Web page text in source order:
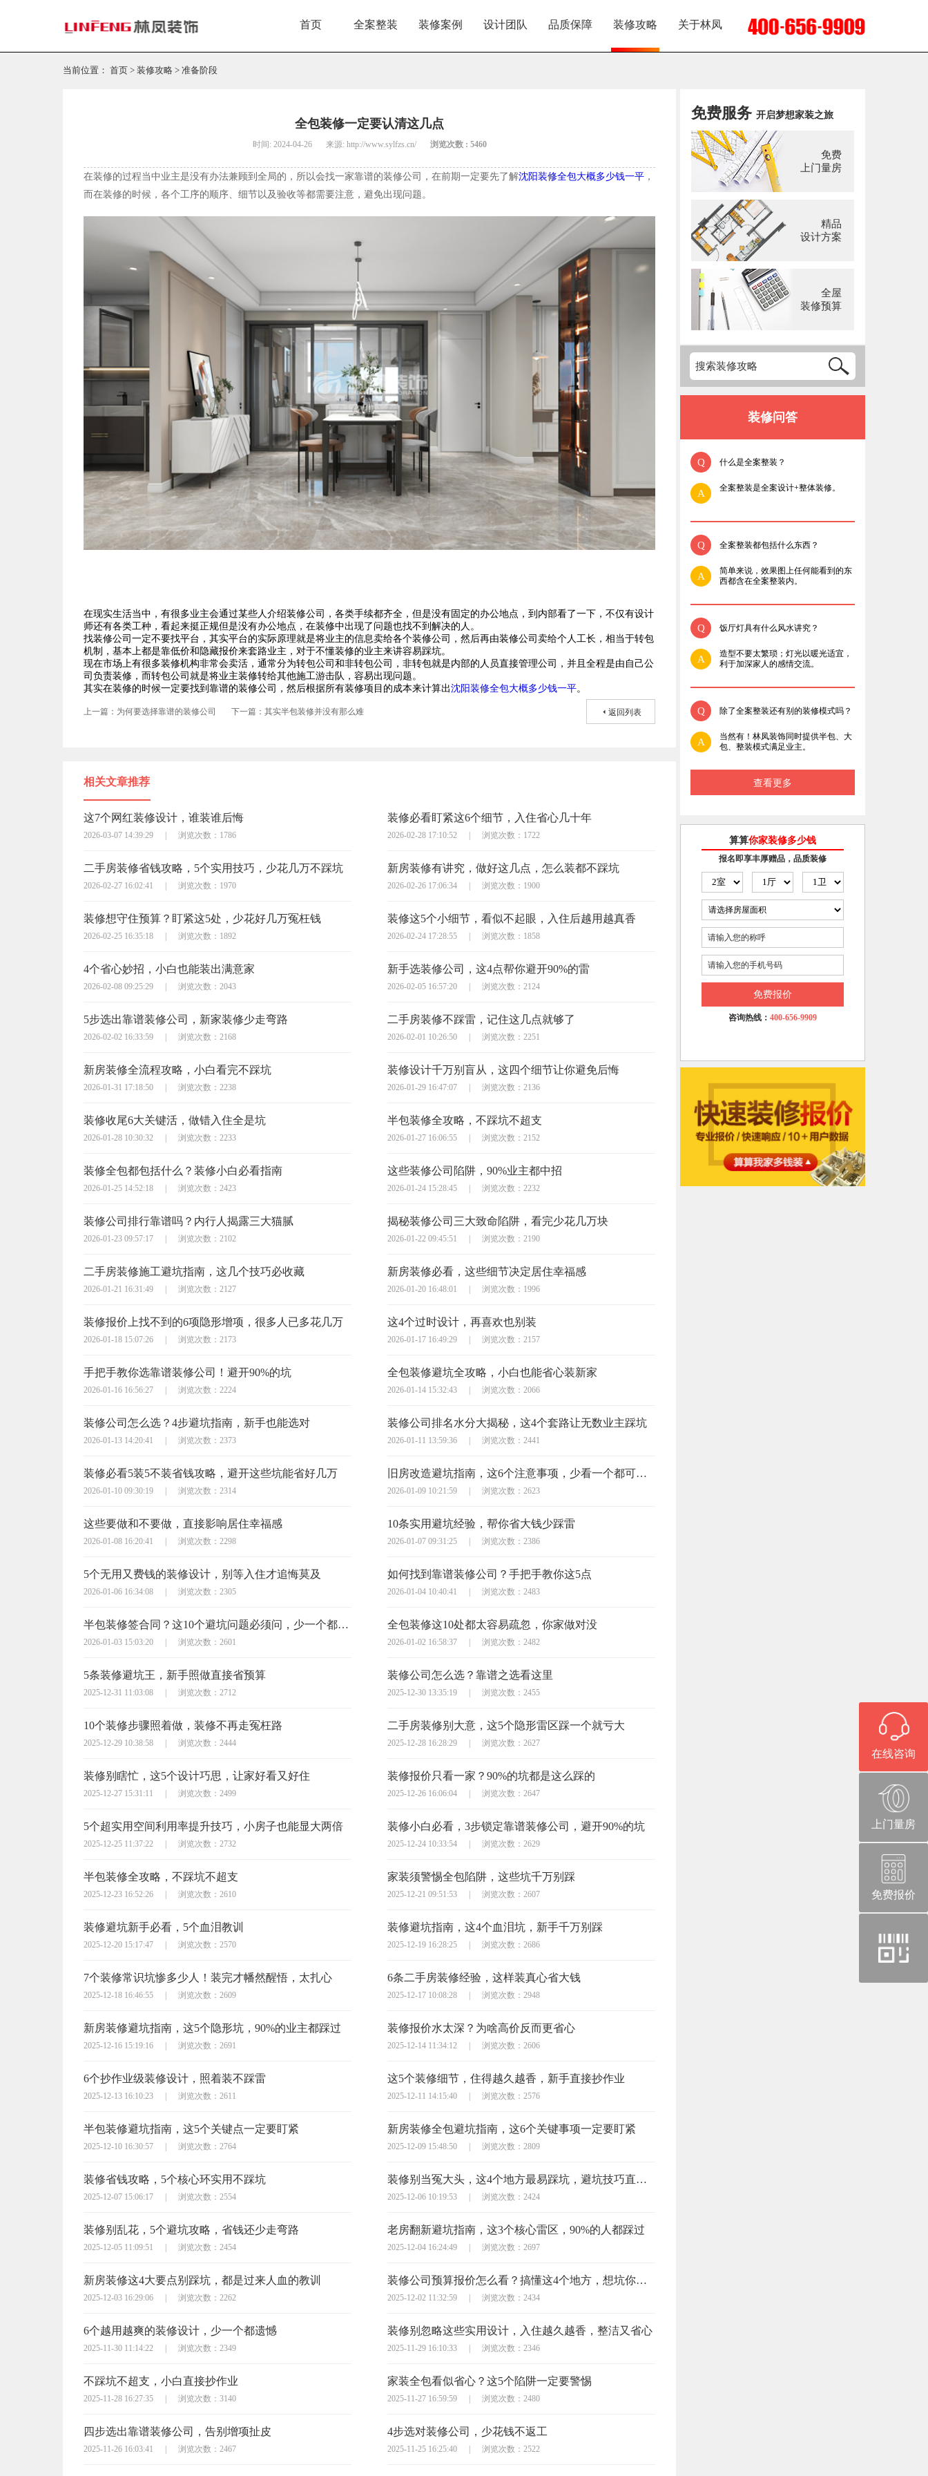
在线咨询
上门量房
免费报价
微
首页 全案整装 装修案例 设计团队 品质保障 装修攻略 关于林凤
当前位置： 首页 > 装修攻略 > 准备阶段
全包装修一定要认清这几点
时间: 2024-04-26 来源: http://www.sylfzs.cn/ 浏览次数 : 5460
在装修的过程当中业主是没有办法兼顾到全局的，所以会找一家靠谱的装修公司，在前期一定要先了解沈阳装修全包大概多少钱一平 ，
而在装修的时候，各个工序的顺序、细节以及验收等都需要注意，避免出现问题。
在现实生活当中，有很多业主会通过某些人介绍装修公司，各类手续都齐全，但是没有固定的办公地点，到内部看了一下，不仅有设计
师还有各类工种，看起来挺正规但是没有办公地点，在装修中出现了问题也找不到解决的人。
找装修公司一定不要找平台，其实平台的实际原理就是将业主的信息卖给各个装修公司，然后再由装修公司卖给个人工长，相当于转包
机制，基本上都是靠低价和隐藏报价来套路业主，对于不懂装修的业主来讲容易踩坑。
现在市场上有很多装修机构非常会卖活，通常分为转包公司和非转包公司，非转包就是内部的人员直接管理公司，并且全程是由自己公
司负责装修，而转包公司就是将业主装修转给其他施工游击队，容易出现问题。
其实在装修的时候一定要找到靠谱的装修公司，然后根据所有装修项目的成本来计算出沈阳装修全包大概多少钱一平。
上一篇：为何要选择靠谱的装修公司 下一篇：其实半包装修并没有那么难 返回列表
相关文章推荐
这7个网红装修设计，谁装谁后悔
2026-03-07 14:39:29 浏览次数：1786
装修必看盯紧这6个细节，入住省心几十年
2026-02-28 17:10:52 浏览次数：1722
二手房装修省钱攻略，5个实用技巧，少花几万不踩坑
2026-02-27 16:02:41 浏览次数：1970
新房装修有讲究，做好这几点，怎么装都不踩坑
2026-02-26 17:06:34 浏览次数：1900
装修想守住预算？盯紧这5处，少花好几万冤枉钱
2026-02-25 16:35:18 浏览次数：1892
装修这5个小细节，看似不起眼，入住后越用越真香
2026-02-24 17:28:55 浏览次数：1858
4个省心妙招，小白也能装出满意家
2026-02-08 09:25:29 浏览次数：2043
新手选装修公司，这4点帮你避开90%的雷
2026-02-05 16:57:20 浏览次数：2124
5步选出靠谱装修公司，新家装修少走弯路
2026-02-02 16:33:59 浏览次数：2168
二手房装修不踩雷，记住这几点就够了
2026-02-01 10:26:50 浏览次数：2251
新房装修全流程攻略，小白看完不踩坑
2026-01-31 17:18:50 浏览次数：2238
装修设计千万别盲从，这四个细节让你避免后悔
2026-01-29 16:47:07 浏览次数：2136
装修收尾6大关键活，做错入住全是坑
2026-01-28 10:30:32 浏览次数：2233
半包装修全攻略，不踩坑不超支
2026-01-27 16:06:55 浏览次数：2152
装修全包都包括什么？装修小白必看指南
2026-01-25 14:52:18 浏览次数：2423
这些装修公司陷阱，90%业主都中招
2026-01-24 15:28:45 浏览次数：2232
装修公司排行靠谱吗？内行人揭露三大猫腻
2026-01-23 09:57:17 浏览次数：2102
揭秘装修公司三大致命陷阱，看完少花几万块
2026-01-22 09:45:51 浏览次数：2190
二手房装修施工避坑指南，这几个技巧必收藏
2026-01-21 16:31:49 浏览次数：2127
新房装修必看，这些细节决定居住幸福感
2026-01-20 16:48:01 浏览次数：1996
装修报价上找不到的6项隐形增项，很多人已多花几万
2026-01-18 15:07:26 浏览次数：2173
这4个过时设计，再喜欢也别装
2026-01-17 16:49:29 浏览次数：2157
手把手教你选靠谱装修公司！避开90%的坑
2026-01-16 16:56:27 浏览次数：2224
全包装修避坑全攻略，小白也能省心装新家
2026-01-14 15:32:43 浏览次数：2066
装修公司怎么选？4步避坑指南，新手也能选对
2026-01-13 14:20:41 浏览次数：2373
装修公司排名水分大揭秘，这4个套路让无数业主踩坑
2026-01-11 13:59:36 浏览次数：2441
装修必看5装5不装省钱攻略，避开这些坑能省好几万
2026-01-10 09:30:19 浏览次数：2314
旧房改造避坑指南，这6个注意事项，少看一个都可能返工
2026-01-09 10:21:59 浏览次数：2623
这些要做和不要做，直接影响居住幸福感
2026-01-08 16:20:41 浏览次数：2298
10条实用避坑经验，帮你省大钱少踩雷
2026-01-07 09:31:25 浏览次数：2386
5个无用又费钱的装修设计，别等入住才追悔莫及
2026-01-06 16:34:08 浏览次数：2305
如何找到靠谱装修公司？手把手教你这5点
2026-01-04 10:40:41 浏览次数：2483
半包装修签合同？这10个避坑问题必须问，少一个都可能亏大
2026-01-03 15:03:20 浏览次数：2601
全包装修这10处都太容易疏忽，你家做对没
2026-01-02 16:58:37 浏览次数：2482
5条装修避坑王，新手照做直接省预算
2025-12-31 11:03:08 浏览次数：2712
装修公司怎么选？靠谱之选看这里
2025-12-30 13:35:19 浏览次数：2455
10个装修步骤照着做，装修不再走冤枉路
2025-12-29 10:38:58 浏览次数：2444
二手房装修别大意，这5个隐形雷区踩一个就亏大
2025-12-28 16:28:29 浏览次数：2627
装修别瞎忙，这5个设计巧思，让家好看又好住
2025-12-27 15:31:11 浏览次数：2499
装修报价只看一家？90%的坑都是这么踩的
2025-12-26 16:06:04 浏览次数：2647
5个超实用空间利用率提升技巧，小房子也能显大两倍
2025-12-25 11:37:22 浏览次数：2732
装修小白必看，3步锁定靠谱装修公司，避开90%的坑
2025-12-24 10:33:54 浏览次数：2629
半包装修全攻略，不踩坑不超支
2025-12-23 16:52:26 浏览次数：2610
家装须警惕全包陷阱，这些坑千万别踩
2025-12-21 09:51:53 浏览次数：2607
装修避坑新手必看，5个血泪教训
2025-12-20 15:17:47 浏览次数：2570
装修避坑指南，这4个血泪坑，新手千万别踩
2025-12-19 16:28:25 浏览次数：2686
7个装修常识坑惨多少人！装完才幡然醒悟，太扎心
2025-12-18 16:46:55 浏览次数：2609
6条二手房装修经验，这样装真心省大钱
2025-12-17 10:08:28 浏览次数：2948
新房装修避坑指南，这5个隐形坑，90%的业主都踩过
2025-12-16 15:19:16 浏览次数：2691
装修报价水太深？为啥高价反而更省心
2025-12-14 11:34:12 浏览次数：2606
6个抄作业级装修设计，照着装不踩雷
2025-12-13 16:10:23 浏览次数：2611
这5个装修细节，住得越久越香，新手直接抄作业
2025-12-11 14:15:40 浏览次数：2576
半包装修避坑指南，这5个关键点一定要盯紧
2025-12-10 16:30:57 浏览次数：2764
新房装修全包避坑指南，这6个关键事项一定要盯紧
2025-12-09 15:48:50 浏览次数：2809
装修省钱攻略，5个核心环实用不踩坑
2025-12-07 15:06:17 浏览次数：2554
装修别当冤大头，这4个地方最易踩坑，避坑技巧直接抄
2025-12-06 10:19:53 浏览次数：2424
装修别乱花，5个避坑攻略，省钱还少走弯路
2025-12-05 11:09:51 浏览次数：2454
老房翻新避坑指南，这3个核心雷区，90%的人都踩过
2025-12-04 16:24:49 浏览次数：2697
新房装修这4大要点别踩坑，都是过来人血的教训
2025-12-03 16:29:06 浏览次数：2262
装修公司预算报价怎么看？搞懂这4个地方，想坑你都难
2025-12-02 11:32:59 浏览次数：2434
6个越用越爽的装修设计，少一个都遗憾
2025-11-30 11:14:22 浏览次数：2349
装修别忽略这些实用设计，入住越久越香，整洁又省心
2025-11-29 16:10:33 浏览次数：2346
不踩坑不超支，小白直接抄作业
2025-11-28 16:27:35 浏览次数：3140
家装全包看似省心？这5个陷阱一定要警惕
2025-11-27 16:59:59 浏览次数：2480
四步选出靠谱装修公司，告别增项扯皮
2025-11-26 16:03:41 浏览次数：2467
4步选对装修公司，少花钱不返工
2025-11-25 16:25:40 浏览次数：2522
免费服务 开启梦想家装之旅
免费
上门量房
精品
设计方案
全屋
装修预算
装修问答
Q 什么是全案整装？
A 全案整装是全案设计+整体装修。
Q 全案整装都包括什么东西？
A
简单来说，效果图上任何能看到的东
西都含在全案整装内。
Q 饭厅灯具有什么风水讲究？
A
造型不要太繁琐；灯光以暖光适宜，
利于加深家人的感情交流。
Q 除了全案整装还有别的装修模式吗？
A
当然有！林凤装饰同时提供半包、大
包、整装模式满足业主。
查看更多
算算你家装修多少钱
报名即享丰厚赠品，品质装修
免费报价
咨询热线： 400-656-9909